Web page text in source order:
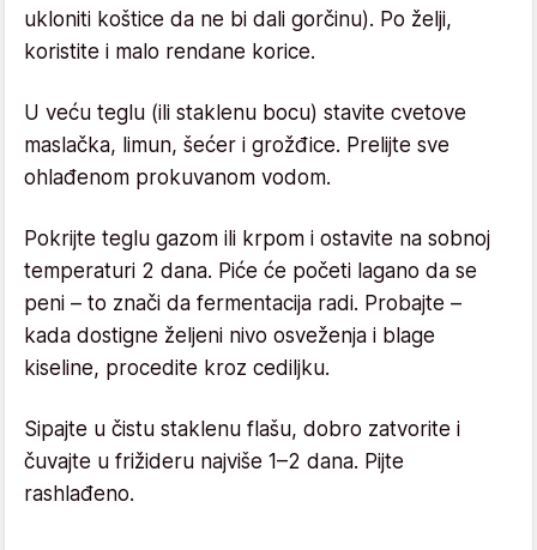
ukloniti koštice da ne bi dali gorčinu). Po želji,
koristite i malo rendane korice.
U veću teglu (ili staklenu bocu) stavite cvetove
maslačka, limun, šećer i grožđice. Prelijte sve
ohlađenom prokuvanom vodom.
Pokrijte teglu gazom ili krpom i ostavite na sobnoj
temperaturi 2 dana. Piće će početi lagano da se
peni – to znači da fermentacija radi. Probajte –
kada dostigne željeni nivo osveženja i blage
kiseline, procedite kroz cediljku.
Sipajte u čistu staklenu flašu, dobro zatvorite i
čuvajte u frižideru najviše 1–2 dana. Pijte
rashlađeno.